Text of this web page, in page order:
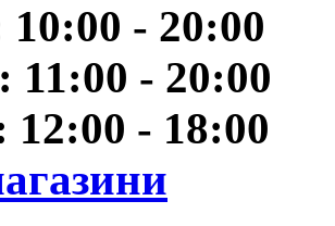
- 20:00
11:00 - 20:00
12:00 - 18:00